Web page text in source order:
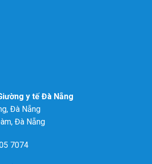
y tế Đà Nẵng
Đà Nẵng
Đà Nẵng
7074